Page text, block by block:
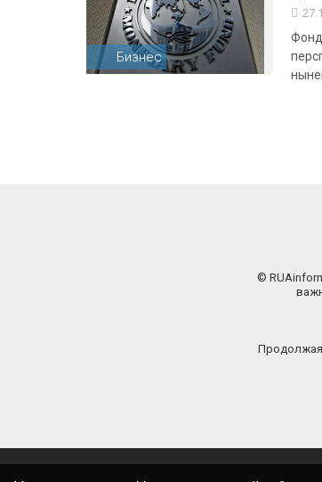
Бизнес
Фонд
©
Продолжая